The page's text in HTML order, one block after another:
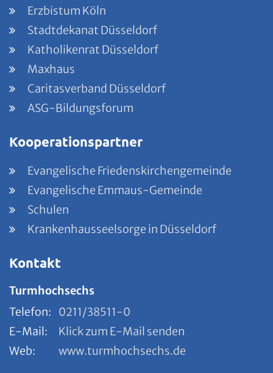
Erzbistum Köln
Stadtdekanat Düsseldorf
Katholikenrat Düsseldorf
Maxhaus
Caritasverband Düsseldorf
ASG-Bildungsforum
Kooperationspartner
Evangelische Friedenskirchengemeinde
Evangelische Emmaus-Gemeinde
Schulen
Krankenhausseelsorge in Düsseldorf
Kontakt
Turmhochsechs
Telefon:
0211/38511-0
E-Mail:
Klick zum E-Mail senden
Web:
www.turmhochsechs.de